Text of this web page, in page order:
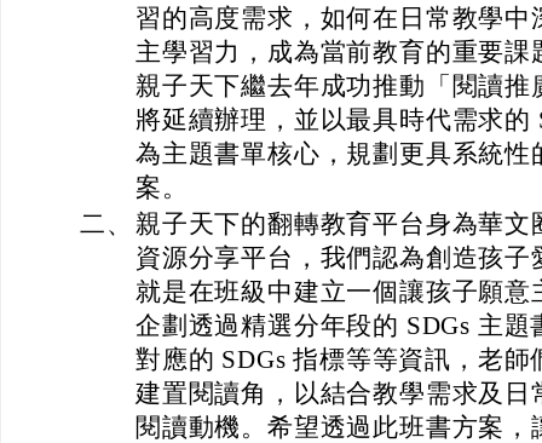
習的高度需求，如何在日常教學
主學習力，成為當前教育的重要
親子天下繼去年成功推動「閱讀
將延續辦理，並以最具時代需求的
為主題書單核心，規劃更具系統
案。
二、 親子天下的翻轉教育平台身為華
資源分享平台，我們認為創造孩
就是在班級中建立一個讓孩子願
企劃透過精選分年段的 SDGs 主
對應的 SDGs 指標等等資訊，老
建置閱讀角，以結合教學需求及
閱讀動機。希望透過此班書方案